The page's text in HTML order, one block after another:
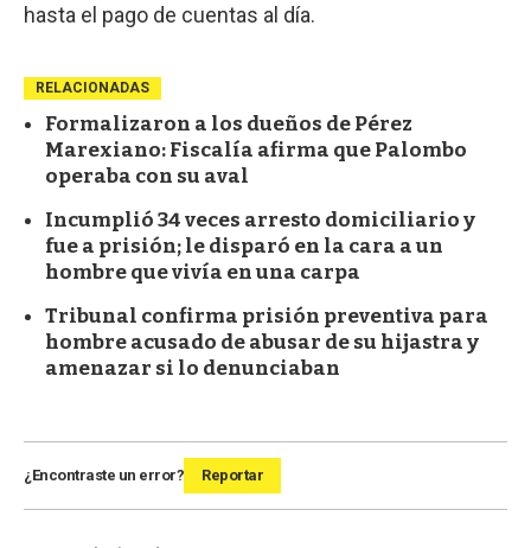
hasta el pago de cuentas al día.
RELACIONADAS
Formalizaron a los dueños de Pérez
Marexiano: Fiscalía afirma que Palombo
operaba con su aval
Incumplió 34 veces arresto domiciliario y
fue a prisión; le disparó en la cara a un
hombre que vivía en una carpa
Tribunal confirma prisión preventiva para
hombre acusado de abusar de su hijastra y
amenazar si lo denunciaban
¿Encontraste un error? Reportar